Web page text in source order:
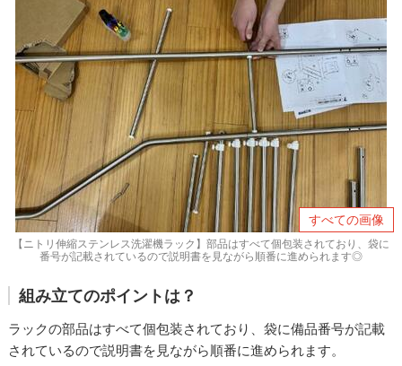
すべての画像
【ニトリ伸縮ステンレス洗濯機ラック】部品はすべて個包装されており、袋に
番号が記載されているので説明書を見ながら順番に進められます◎
組み立てのポイントは？
ラックの部品はすべて個包装されており、袋に備品番号が記載
されているので説明書を見ながら順番に進められます。